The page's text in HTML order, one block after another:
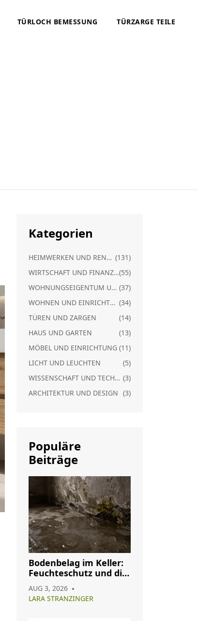
TÜRLOCH BEMESSUNG TÜRZARGE TEILE
Kategorien
HEIMWERKEN UND RENOVIERUNG (131)
WIRTSCHAFT UND FINANZEN(55)
WOHNUNGSEIGENTUM UND RECHT (37)
WOHNEN UND EINRICHTUNG (34)
TÜREN UND ZARGEN
(14)
HAUS UND GARTEN
(13)
MÖBEL UND EINRICHTUNG (11)
LICHT UND LEUCHTEN
(5)
WISSENSCHAFT UND TECHNIK (3)
ARCHITEKTUR UND DESIGN (3)
Populäre
Beiträge
Bodenbelag im Keller:
Feuchteschutz und die
besten Materialien für
2026
AUG 3, 2026
LARA STRANZINGER